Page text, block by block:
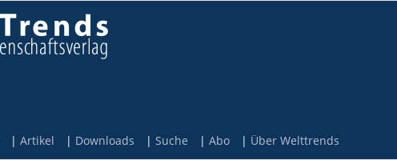
Artikel Downloads Suche Abo Über Welttrends